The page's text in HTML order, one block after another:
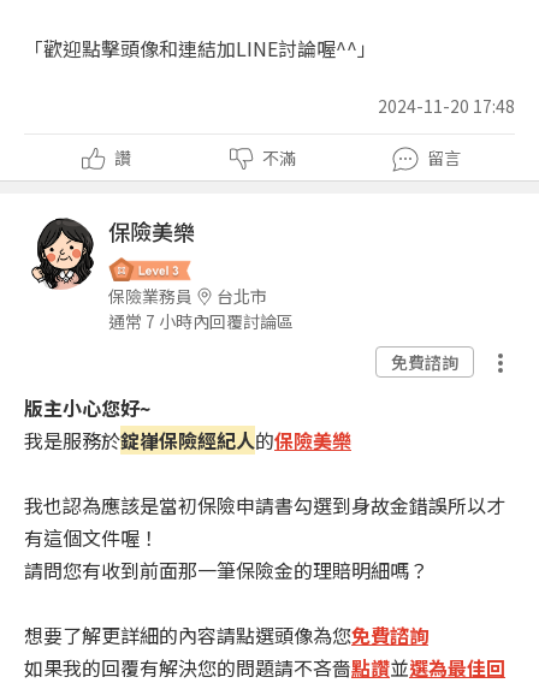
「歡迎點擊頭像和連結加LINE討論喔^^」
2024-11-20 17:48
讚 不滿 留言
保險美樂
保險業務員
台北市
通常 7 小時內回覆討論區
免費諮詢
版主小心您好~
我是服務於錠嵂保險經紀人的保險美樂
我也認為應該是當初保險申請書勾選到身故金錯誤所以才
有這個文件喔！
請問您有收到前面那一筆保險金的理賠明細嗎？
想要了解更詳細的內容請點選頭像為您免費諮詢
如果我的回覆有解決您的問題請不吝嗇點讚並選為最佳回